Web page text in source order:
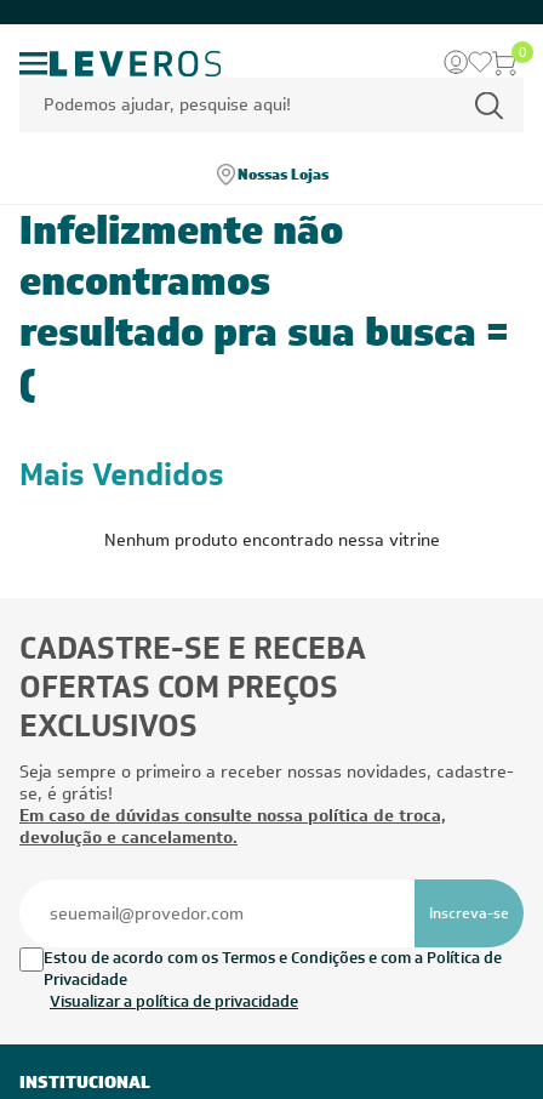
0
Nossas Lojas
Infelizmente não
encontramos
resultado pra sua busca =
(
Mais Vendidos
Nenhum produto encontrado nessa vitrine
CADASTRE-SE E RECEBA
OFERTAS COM PREÇOS
EXCLUSIVOS
Seja sempre o primeiro a receber nossas novidades, cadastre-
se, é grátis!
Em caso de dúvidas consulte nossa política de troca,
devolução e cancelamento.
Inscreva-se
Estou de acordo com os Termos e Condições e com a Política de
Privacidade
Visualizar a política de privacidade
INSTITUCIONAL